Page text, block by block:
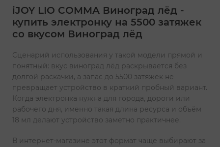
iJOY LIO COMMA Виноград лёд -
купить электронку на 5500 затяжек
со вкусом Виноград лёд
Сценарий использования у такой модели прямой и
понятный: вкус виноград лёд раскрывается без
долгой раскачки, а запас до 5500 затяжек не
превращает устройство в краткий пробный вариант.
Когда электронка нужна для города, дороги или
рабочего дня, именно такая длина ресурса и объём
18 мл делают устройство заметно практичнее.
В интернет-магазине этот формат чаще выбирают за